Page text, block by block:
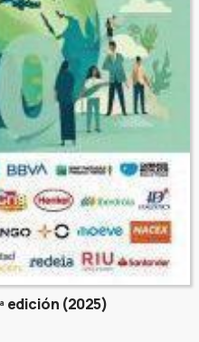
edición (2025)